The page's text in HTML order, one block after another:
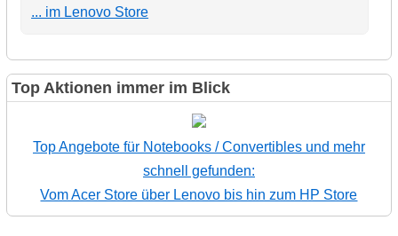
... im Lenovo Store
Top Aktionen immer im Blick
Top Angebote für Notebooks / Convertibles und mehr
schnell gefunden:
Vom Acer Store über Lenovo bis hin zum HP Store